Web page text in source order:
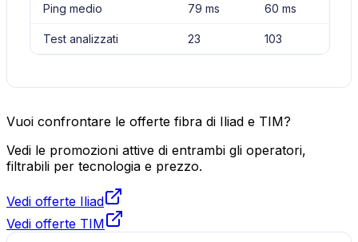
Ping medio 79 ms 60 ms
Test analizzati 23 103
Vuoi confrontare le offerte fibra di Iliad e TIM?
Vedi le promozioni attive di entrambi gli operatori,
filtrabili per tecnologia e prezzo.
Vedi offerte Iliad
Vedi offerte TIM